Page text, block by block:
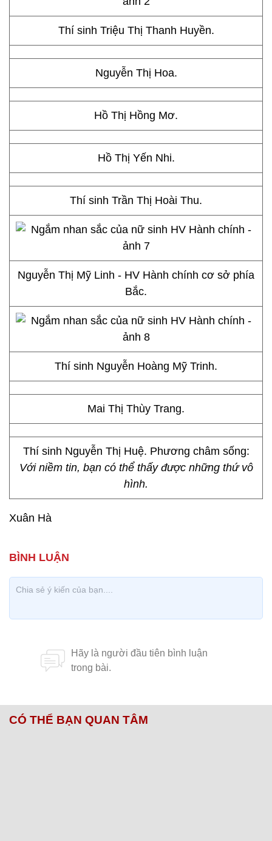
Thí sinh Triệu Thị Thanh Huyền.
Nguyễn Thị Hoa.
Hồ Thị Hồng Mơ.
Hồ Thị Yến Nhi.
Thí sinh Trần Thị Hoài Thu.
Nguyễn Thị Mỹ Linh - HV Hành chính cơ sở phía
Bắc.
Thí sinh Nguyễn Hoàng Mỹ Trinh.
Mai Thị Thùy Trang.
Thí sinh Nguyễn Thị Huệ. Phương châm sống:
Với niềm tin, bạn có thể thấy được những thứ vô
hình.
Xuân Hà
CÓ THỂ BẠN QUAN TÂM